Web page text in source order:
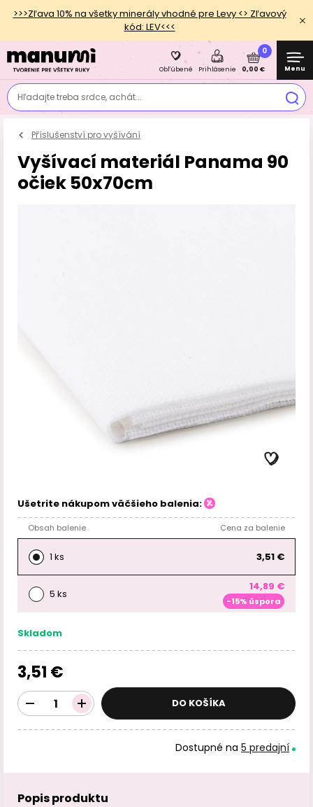
>>>Zľava 10% na všetky minerály vhodné pre Levy <> Zľavový
kód: LEV<<<
Hľadajte treba srdce, achát...
Obľúbené Prihlásenie
0
0,00 € Menu
Příslušenství pro vyšívání
Vyšívací materiál Panama 90
očiek 50x70cm
Ušetrite nákupom väčšieho balenia:
Obsah balenie Cena za balenie
1 ks 3,51 €
5 ks
14,89 €
-15% úspora
Skladom
3,51 €
DO KOŠÍKA
Dostupné na 5 predajní
Popis produktu